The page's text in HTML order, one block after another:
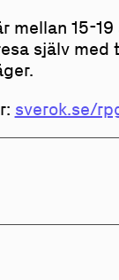
mellan 15-
själv med
sverok.se/